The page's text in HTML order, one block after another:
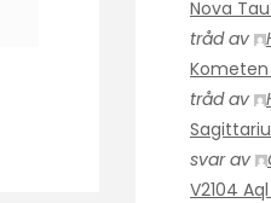
Nova
tråd av
tråd av
svar av
V2104